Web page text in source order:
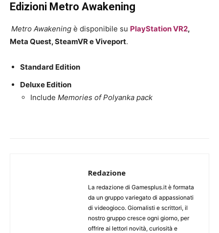
Edizioni Metro Awakening
Metro Awakening è disponibile su PlayStation VR2,
Meta Quest, SteamVR e Viveport.
Standard Edition
Deluxe Edition
Include Memories of Polyanka pack
Redazione
La redazione di Gamesplus.it è formata
da un gruppo variegato di appassionati
di videogioco. Giornalisti e scrittori, il
nostro gruppo cresce ogni giorno, per
offrire ai lettori novità, curiosità e